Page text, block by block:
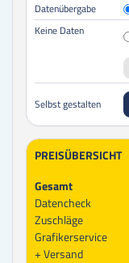
Datenübergabe
Keine Daten
Selbst gestalten
PREISÜBERSICHT
Gesamt
Datencheck
Zuschläge
Grafikerservice
Versand